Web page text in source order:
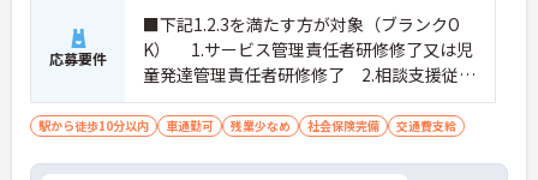
応募要件
■下記1.2.3を満たす方が対象（ブランクO
K） 1.サービス管理責任者研修修了又は児
童発達管理責任者研修修了 2.相談支援従事
者初任者研修修了又は相談支援従事者実務
者研修修了 3.普通自動車運転免許(AT限定
駅から徒歩10分以内 車通勤可 残業少なめ 社会保険完備 交通費支給